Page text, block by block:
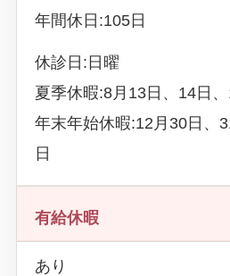
年間休日:105日
休診日:日曜
夏季休暇:8月13日、14日、
年末年始休暇:12月30日、
日
有給休暇
あり